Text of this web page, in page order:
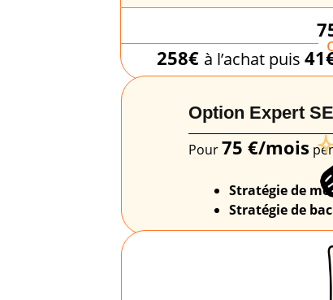
258€ à l’achat puis
Option Expert
Pour75 €/mois
Stratégie de
Stratégie de